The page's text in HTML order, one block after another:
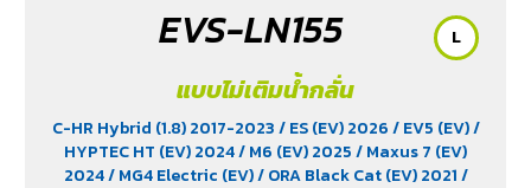
EVS-LN155
แบบไม่เติมน้ำกลั่น
C-HR Hybrid (1.8) 2017-2023/ ES (EV) 2026/ EV5 (EV)/
HYPTEC HT (EV) 2024/ M6 (EV) 2025/ Maxus 7 (EV)
2024/ MG4 Electric (EV)/ ORA Black Cat (EV) 2021/
L